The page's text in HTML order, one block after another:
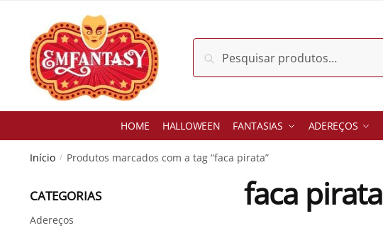
navigation
content
Pesquisar
por:
Pesquisar
HOME HALLOWEEN FANTASIAS ADEREÇOS
Início / Produtos marcados com a tag “faca pirata”
faca pirata
CATEGORIAS
Adereços